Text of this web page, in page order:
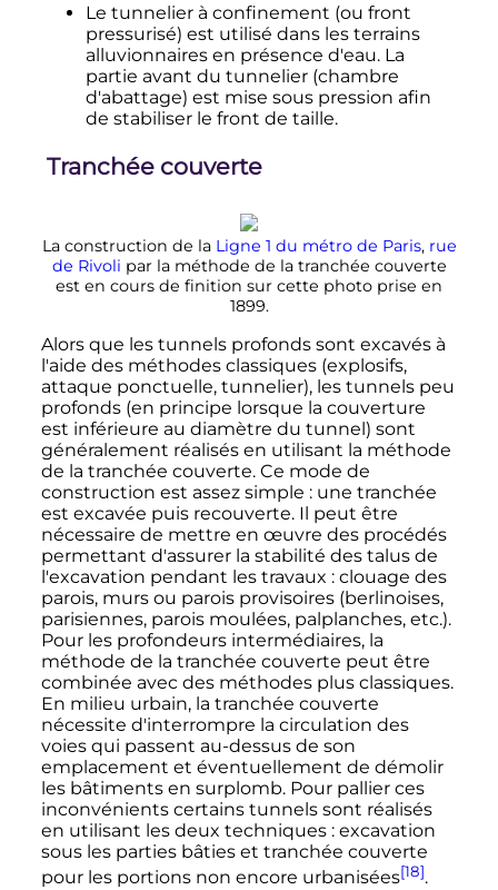
Le tunnelier à confinement (ou front
pressurisé) est utilisé dans les terrains
alluvionnaires en présence d'eau. La
partie avant du tunnelier (chambre
d'abattage) est mise sous pression afin
de stabiliser le front de taille.
Tranchée couverte
La construction de la Ligne 1 du métro de Paris, rue
de Rivoli par la méthode de la tranchée couverte
est en cours de finition sur cette photo prise en
1899.
Alors que les tunnels profonds sont excavés à
l'aide des méthodes classiques (explosifs,
attaque ponctuelle, tunnelier), les tunnels peu
profonds (en principe lorsque la couverture
est inférieure au diamètre du tunnel) sont
généralement réalisés en utilisant la méthode
de la tranchée couverte. Ce mode de
construction est assez simple : une tranchée
est excavée puis recouverte. Il peut être
nécessaire de mettre en œuvre des procédés
permettant d'assurer la stabilité des talus de
l'excavation pendant les travaux : clouage des
parois, murs ou parois provisoires (berlinoises,
parisiennes, parois moulées, palplanches, etc.).
Pour les profondeurs intermédiaires, la
méthode de la tranchée couverte peut être
combinée avec des méthodes plus classiques.
En milieu urbain, la tranchée couverte
nécessite d'interrompre la circulation des
voies qui passent au-dessus de son
emplacement et éventuellement de démolir
les bâtiments en surplomb. Pour pallier ces
inconvénients certains tunnels sont réalisés
en utilisant les deux techniques : excavation
sous les parties bâties et tranchée couverte
pour les portions non encore urbanisées[18].